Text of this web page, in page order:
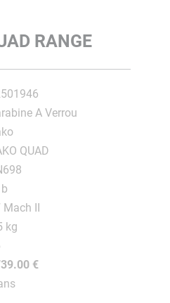
RANGE
A Verrou
QUAD
II
kg
€